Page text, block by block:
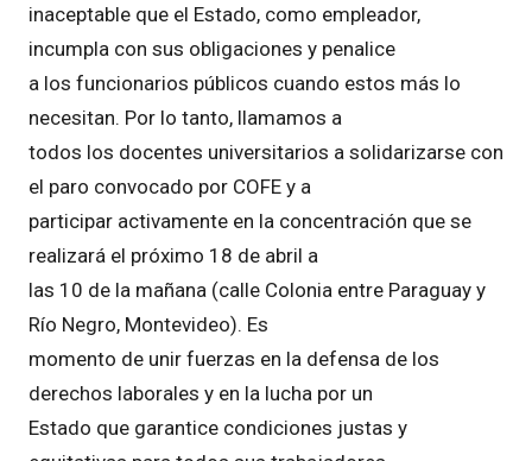
inaceptable que el Estado, como empleador,
incumpla con sus obligaciones y penalice
a los funcionarios públicos cuando estos más lo
necesitan. Por lo tanto, llamamos a
todos los docentes universitarios a solidarizarse con
el paro convocado por COFE y a
participar activamente en la concentración que se
realizará el próximo 18 de abril a
las 10 de la mañana (calle Colonia entre Paraguay y
Río Negro, Montevideo). Es
momento de unir fuerzas en la defensa de los
derechos laborales y en la lucha por un
Estado que garantice condiciones justas y